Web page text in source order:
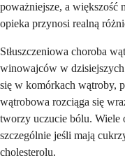
poważniejsze, a większość
opieka przynosi realną
Stłuszczeniowa choroba
winowajców w dzisiejszych
się w komórkach wątroby,
wątrobowa rozciąga się
tworzy uczucie bólu. Wiele
szczególnie jeśli mają
cholesterolu.